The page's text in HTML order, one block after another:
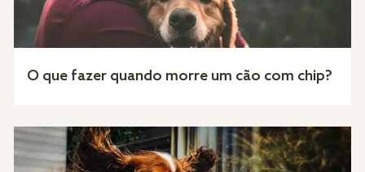
O que fazer quando morre um cão com chip?